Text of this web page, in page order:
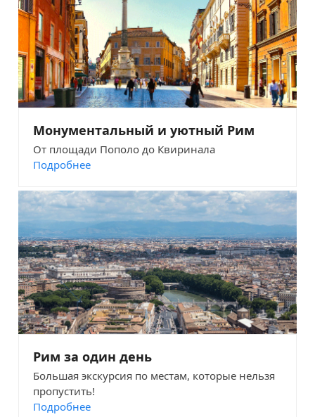
Монументальный и уютный Рим
От площади Пополо до Квиринала
Подробнее
Рим за один день
Большая экскурсия по местам, которые нельзя
пропустить!
Подробнее